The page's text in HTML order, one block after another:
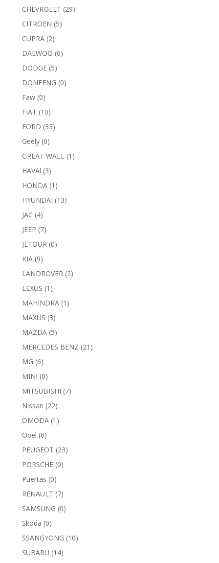
CHEVROLET (29)
CITROEN (5)
CUPRA (2)
DAEWOO (0)
DODGE (5)
DONFENG (0)
Faw (0)
FIAT (10)
FORD (33)
Geely (0)
GREAT WALL (1)
HAVAl (3)
HONDA (1)
HYUNDAI (13)
JAC (4)
JEEP (7)
JETOUR (0)
KIA (9)
LANDROVER (2)
LEXUS (1)
MAHINDRA (1)
MAXUS (3)
MAZDA (5)
MERCEDES BENZ (21)
MG (6)
MINI (0)
MITSUBISHI (7)
Nissan (22)
OMODA (1)
Opel (0)
PEUGEOT (23)
PORSCHE (0)
Puertas (0)
RENAULT (7)
SAMSUNG (0)
Skoda (0)
SSANGYONG (10)
SUBARU (14)